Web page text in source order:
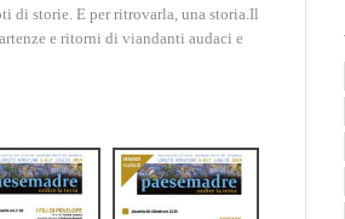
di storie. E per ritrovarla, una storia.Il
e ritorni di viandanti audaci e